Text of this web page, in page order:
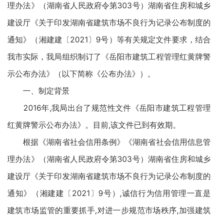
理办法》（湖南省人民政府令第303号）湖南省住房和城乡
建设厅《关于印发湖南省建筑市场不良行为记录公布制度的
通知》（湘建建〔2021〕9号）等有关规定文件要求，结合
我市实际，我局组织制订了《岳阳市建筑工程管理红黄牌警
示公布办法》（以下简称《公布办法》）。
一、制定背景
2016年,我局出台了规范性文件《岳阳市建筑工程管理
红黄牌警示公布办法》。目前,该文件已到有效期。
根据《湖南省社会信用条例》《湖南省社会信用信息管
理办法》（湖南省人民政府令第303号）湖南省住房和城乡
建设厅《关于印发湖南省建筑市场不良行为记录公布制度的
通知》（湘建建〔2021〕9号）,诚信行为信用管理一直是
建筑市场监管的重要抓手,对进一步规范市场秩序,加强建筑